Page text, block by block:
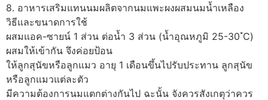
8. อาหารเสริมแทนนมผลิตจากนมแพะผงผสมนมน้ำเหลือง
วิธีและขนาดการใช้
ผสมแอค-ซายน์ 1 ส่วน ต่อน้ำ 3 ส่วน (น้ำอุณหภูมิ 25-30 ํC)
ผสมให้เข้ากัน จึงค่อยป้อน
ให้ลูกสุนัขหรือลูกแมว อายุ 1 เดือนขึ้นไปรับประทาน ลูกสุนัข
หรือลูกแมวแต่ละตัว
มีความต้องการนมแตกต่างกันไป ฉะนั้น จังควรสังเกตุว่าควร